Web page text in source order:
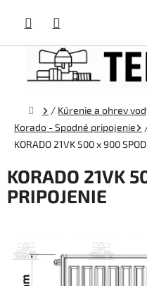
obsah
Domov
/ Kúrenie a ohrev
Korado - Spodné pripojenie
KORADO 21VK 500 x 900
KORADO 21VK
PRIPOJENIE